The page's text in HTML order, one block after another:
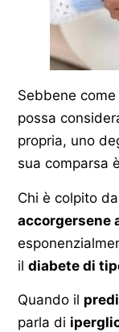
Sebbene come
possa
propria, uno
sua comparsa è
Chi è colpito da
accorgersene
il diabete di
Quando il
parla di